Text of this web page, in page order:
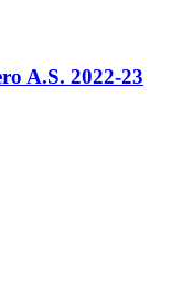
A.S. 2022-23